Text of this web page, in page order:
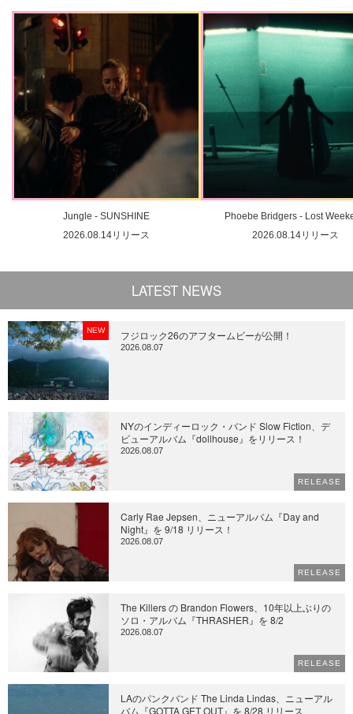
Jungle - SUNSHINE
2026.08.14リリース
Phoebe Bridgers - Lost
2026.08.14リリース
LATEST NEWS
NEW フジロック26のアフタームビーが公開！
2026.08.07
NYのインディーロック・バンド Slow Fiction、デ
ビューアルバム『dollhouse』をリリース！
2026.08.07
RELEASE
Carly Rae Jepsen、ニューアルバム『Day and
Night』を 9/18 リリース！
2026.08.07
RELEASE
The Killers の Brandon Flowers、10年以上ぶりの
ソロ・アルバム『THRASHER』を 8/2
2026.08.07
RELEASE
LAのパンクバンド The Linda Lindas、ニューアル
バム『GOTTA GET OUT』を 8/28 リリース